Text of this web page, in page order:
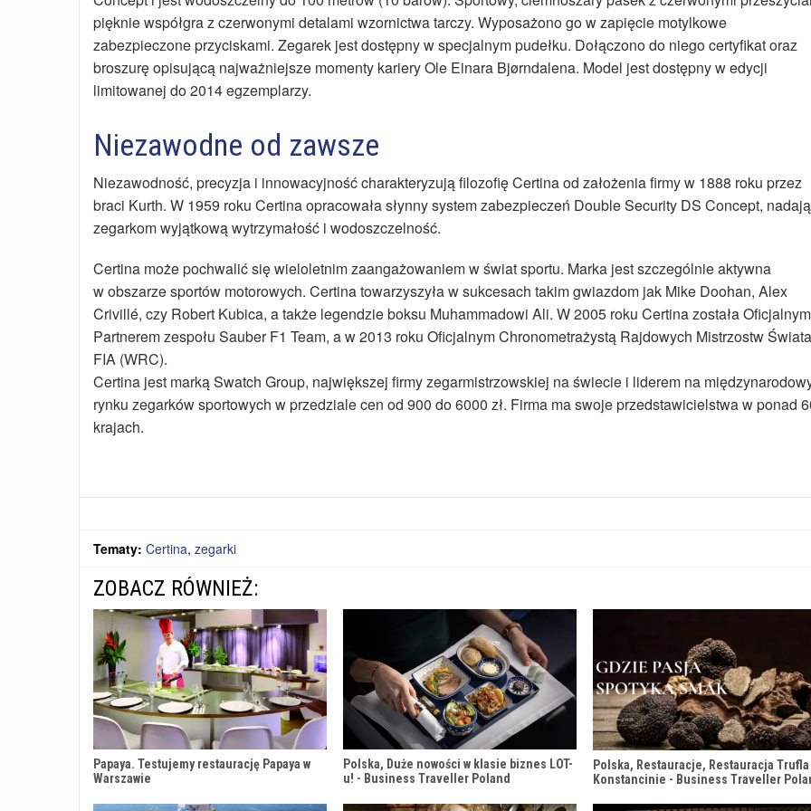
pięknie współgra z czerwonymi detalami wzornictwa tarczy. Wyposażono go w zapięcie motylkowe
zabezpieczone przyciskami. Zegarek jest dostępny w specjalnym pudełku. Dołączono do niego certyfikat oraz
broszurę opisującą najważniejsze momenty kariery Ole Einara Bjørndalena. Model jest dostępny w edycji
limitowanej do 2014 egzemplarzy.
Niezawodne od zawsze
Niezawodność, precyzja i innowacyjność charakteryzują filozofię Certina od założenia firmy w 1888 roku przez
braci Kurth. W 1959 roku Certina opracowała słynny system zabezpieczeń Double Security DS Concept,
zegarkom wyjątkową wytrzymałość i wodoszczelność.
Certina może pochwalić się wieloletnim zaangażowaniem w świat sportu. Marka jest szczególnie aktywna
w obszarze sportów motorowych. Certina towarzyszyła w sukcesach takim gwiazdom jak Mike Doohan, Alex
Crivillé, czy Robert Kubica, a także legendzie boksu Muhammadowi Ali. W 2005 roku Certina została Oficjalnym
Partnerem zespołu Sauber F1 Team, a w 2013 roku Oficjalnym Chronometrażystą Rajdowych Mistrzostw Świata
FIA (WRC).
Certina jest marką Swatch Group, największej firmy zegarmistrzowskiej na świecie i liderem na
rynku zegarków sportowych w przedziale cen od 900 do 6000 zł. Firma ma swoje przedstawicielstwa w ponad
krajach.
Tematy: Certina, zegarki
ZOBACZ RÓWNIEŻ:
Papaya. Testujemy restaurację Papaya w
Warszawie
Polska, Duże nowości w klasie biznes LOT-
u! - Business Traveller Poland
Polska, Restauracje, Restauracja Trufla
Konstancinie - Business Traveller